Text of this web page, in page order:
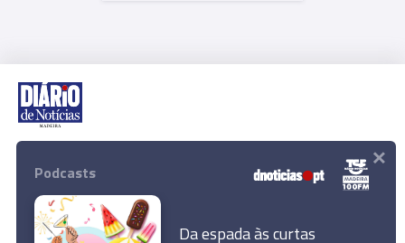
Rua Dr. Fernão de Ornelas, 56 - 3º
291 202 300
Download App
Podcasts
Da espada às curtas
×